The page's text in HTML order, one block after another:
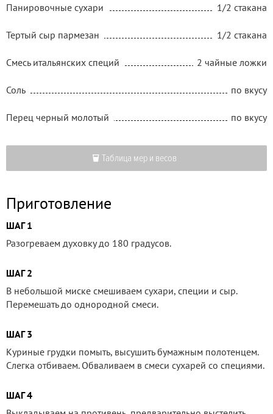
Панировочные сухари 1/2 стакана
Тертый сыр пармезан 1/2 стакана
Смесь итальянских специй 2 чайные ложки
Соль по вкусу
Перец черный молотый по вкусу
Таблица мер и весов
Приготовление
ШАГ 1
Разогреваем духовку до 180 градусов.
ШАГ 2
В небольшой миске смешиваем сухари, специи и сыр.
Перемешать до однородной смеси.
ШАГ 3
Куриные грудки помыть, высушить бумажным полотенцем.
Слегка отбиваем. Обваливаем в смеси сухарей со специями.
ШАГ 4